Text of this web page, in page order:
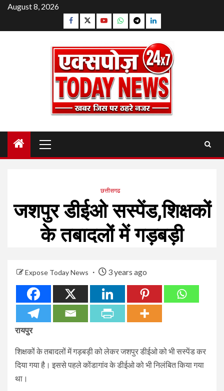
Skip
content
August 8, 2026
Facebook
TwitterYouTubeWhatsapp
TelegramLinkedin
Menu
छत्तीसगढ
जशपुर डीईओ सस्पेंड,शिक्षकों
के तबादलों में गड़बड़ी
Expose Today News 3 years ago
रायपुर
शिक्षकों के तबादलों में गड़बड़ी को लेकर जशपुर डीईओ को भी सस्पेंड कर
दिया गया है। इससे पहले कोंडागांव के डीईओ को भी निलंबित किया गया
था।